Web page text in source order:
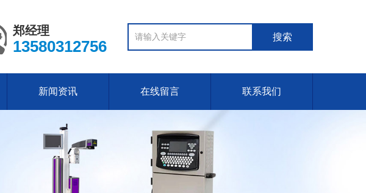
郑经理
13580312756
新闻资讯 在线留言 联系我们